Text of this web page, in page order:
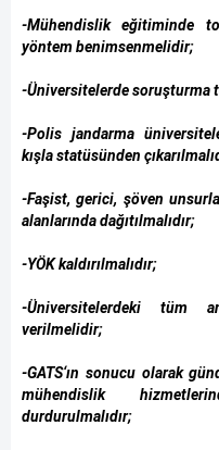
-Mühendislik eğitiminde
yöntem benimsenmelidir;
-Üniversitelerde soruşturma
-Polis jandarma
kışla statüsünden
-Faşist, gerici, şöven
alanlarında dağıtılmalıdır;
-YÖK kaldırılmalıdır;
-Üniversitelerdeki tüm
verilmelidir;
-GATS‘ın sonucu olarak
mühendislik
durdurulmalıdır;